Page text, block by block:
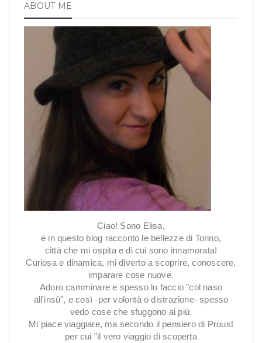
ABOUT ME
Ciao! Sono Elisa,
e in questo blog racconto le bellezze di Torino,
città che mi ospita e di cui sono innamorata!
Curiosa e dinamica, mi diverto a scoprire, conoscere,
imparare cose nuove.
Adoro camminare e spesso lo faccio "col naso
all'insù", e così -per volontà o distrazione- spesso
vedo cose che sfuggono ai più.
Mi piace viaggiare, ma secondo il pensiero di Proust
per cui "il vero viaggio di scoperta